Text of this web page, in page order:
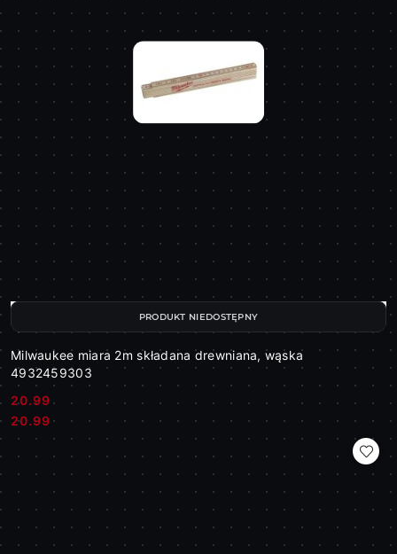
Milwaukee miara 2m składana drewniana, wąska
4932459303
Cena:
20.99
Cena:
20.99
PRODUKT NIEDOSTĘPNY